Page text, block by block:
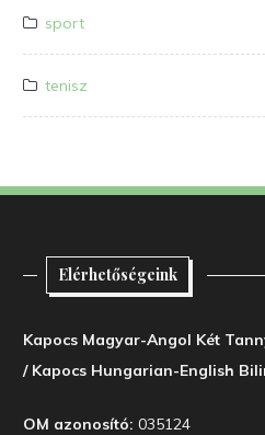
sport
tenisz
Elérhetőségeink
Kapocs Magyar-Angol Két
/ Kapocs Hungarian-English
OM azonosító: 035124